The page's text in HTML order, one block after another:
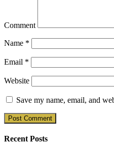
Comment
Name *
Email *
Website
Save my name, email, and
Recent Posts